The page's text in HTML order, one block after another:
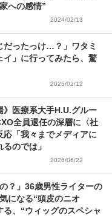
への感情”
2024/02/13
だったっけ…？」ワタミ
イ」に行ってみたら、驚
2025/02/12
》医療系大手H.U.グルー
全員退任の深層に〈社
応「我々までメディアに
のでは」
2026/06/22
？」36歳男性ライターの
になる“頭皮のニオ
る、“ウィッグのスペシャ